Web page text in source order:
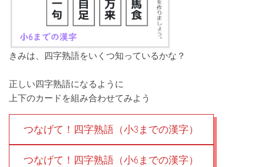
きみは、四字熟語をいくつ知っているかな？
正しい四字熟語になるように
上下のカードを組み合わせてみよう
つなげて！四字熟語（小3までの漢字）
つなげて！四字熟語（小6までの漢字）